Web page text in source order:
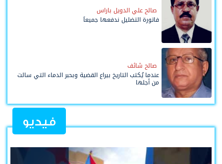
صالح علي الدويل باراس
فاتورة التضليل ندفعها جميعاً
صالح شائف
عندما يُكتب التاريخ بيراع القضية وبحبر الدماء التي سالت
من أجلها
فيديو